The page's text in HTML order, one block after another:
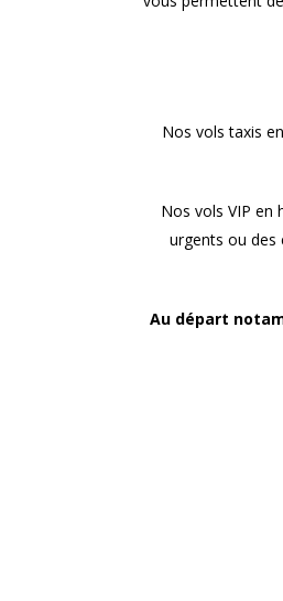
Nos vols taxis
Nos vols VIP en
urgents ou des
Au départ